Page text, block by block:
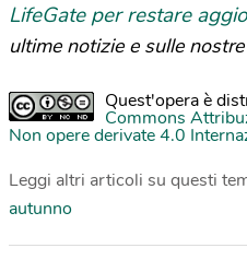
LifeGate per restare
ultime notizie e sulle
Quest'opera è
Commons
Non opere derivate 4.0
Leggi altri articoli su questi
autunno